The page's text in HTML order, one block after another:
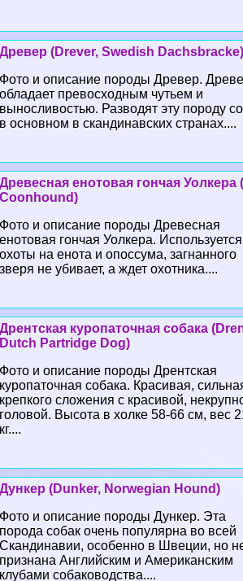
Древер (Drever, Swedish Dachsbracke)
Фото и описание породы Древер.
обладает превосходным чутьем и
выносливостью. Разводят эту породу
в основном в скандинавских странах....
Древесная енотовая гончая Уолкера
Coonhound)
Фото и описание породы Древесная
енотовая гончая Уолкера.
охоты на енота и опоссума, загнанного
зверя не убивает, а ждет охотника....
Дрентская куропаточная собака
Dutch Partridge Dog)
Фото и описание породы Дрентская
куропаточная собака. Красивая,
крепкого сложения с красивой,
головой. Высота в холке 58-66 см, вес
кг....
Дункер (Dunker, Norwegian Hound)
Фото и описание породы Дункер. Эта
порода собак очень популярна во всей
Скандинавии, особенно в Швеции, но
признана Английским и Американским
клубами собаководства....